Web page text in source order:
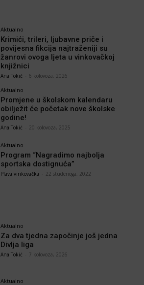
Aktualno
Krimići, trileri, ljubavne priče i
povijesna fikcija najtraženiji su
žanrovi ovoga ljeta u vinkovačkoj
knjižnici
Ana Tokić 6 kolovoza, 2026
Aktualno
Promjene u školskom kalendaru
obilježit će početak nove školske
godine!
Ana Tokić 20 kolovoza, 2025
Aktualno
Program “Nagradimo najbolja
sportska dostignuća”
Plava vinkovačka 22 studenoga, 2022
Aktualno
Za dva tjedna započinje još jedna
Divlja liga
Ana Tokić 7 kolovoza, 2026
Aktualno